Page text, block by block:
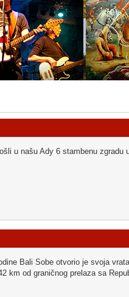
u našu Ady 6 stambenu zgradu
Bali Sobe otvorio je svoja
km od graničnog prelaza sa